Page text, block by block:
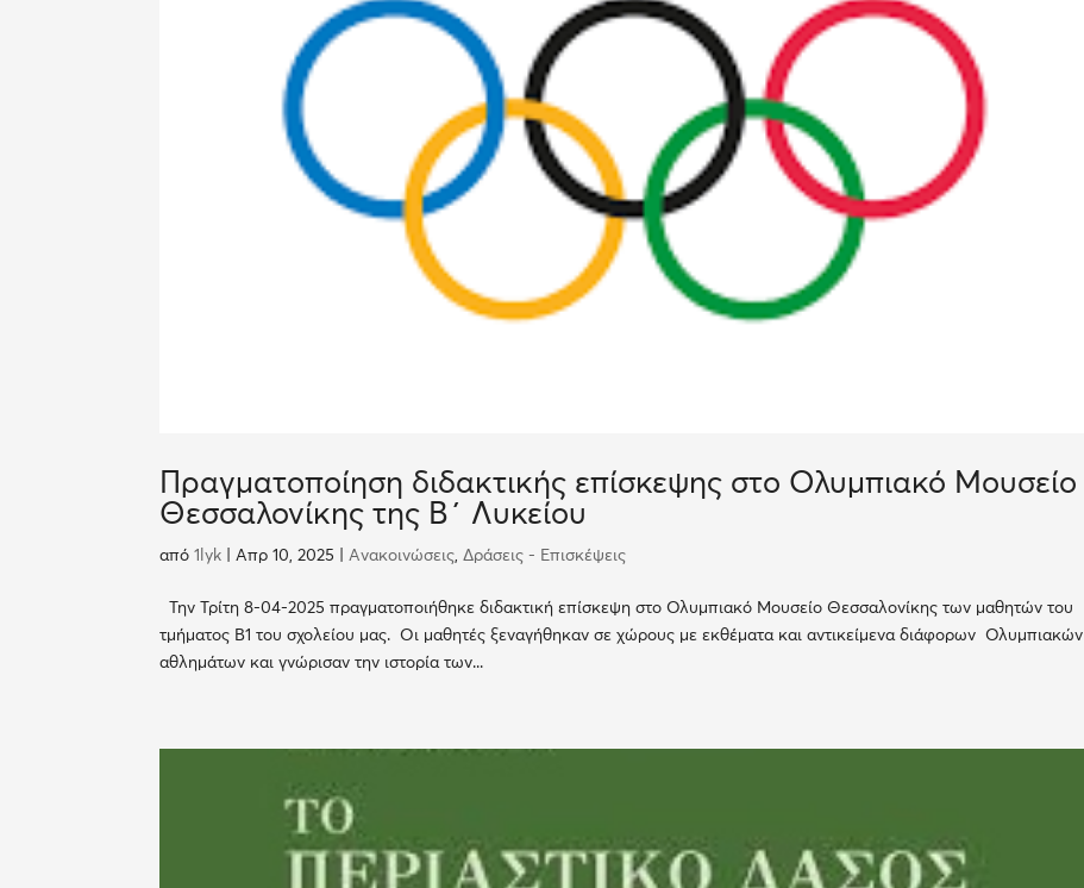
Πραγματοποίηση διδακτικής επίσκεψης στο Ολυμπιακό Μουσείο
Θεσσαλονίκης της Β΄ Λυκείου
από1lyk |Απρ 10, 2025 |Ανακοινώσεις,Δράσεις - Επισκέψεις
Την Τρίτη 8-04-2025 πραγματοποιήθηκε διδακτική επίσκεψη στο Ολυμπιακό Μουσείο Θεσσαλονίκης των μαθητών του
τμήματος Β1 του σχολείου μας. Οι μαθητές ξεναγήθηκαν σε χώρους με εκθέματα και αντικείμενα διάφορων Ολυμπιακών
αθλημάτων και γνώρισαν την ιστορία των...